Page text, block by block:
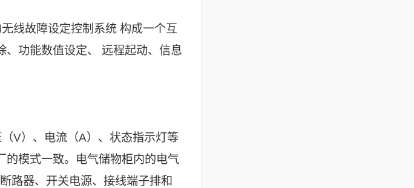
线故障设定控制系统 构成一个互
、功能数值设定、 远程起动、信息
V）、电流（A）、状态指示灯等
的模式一致。电气储物柜内的电气
路器、开关电源、接线端子排和